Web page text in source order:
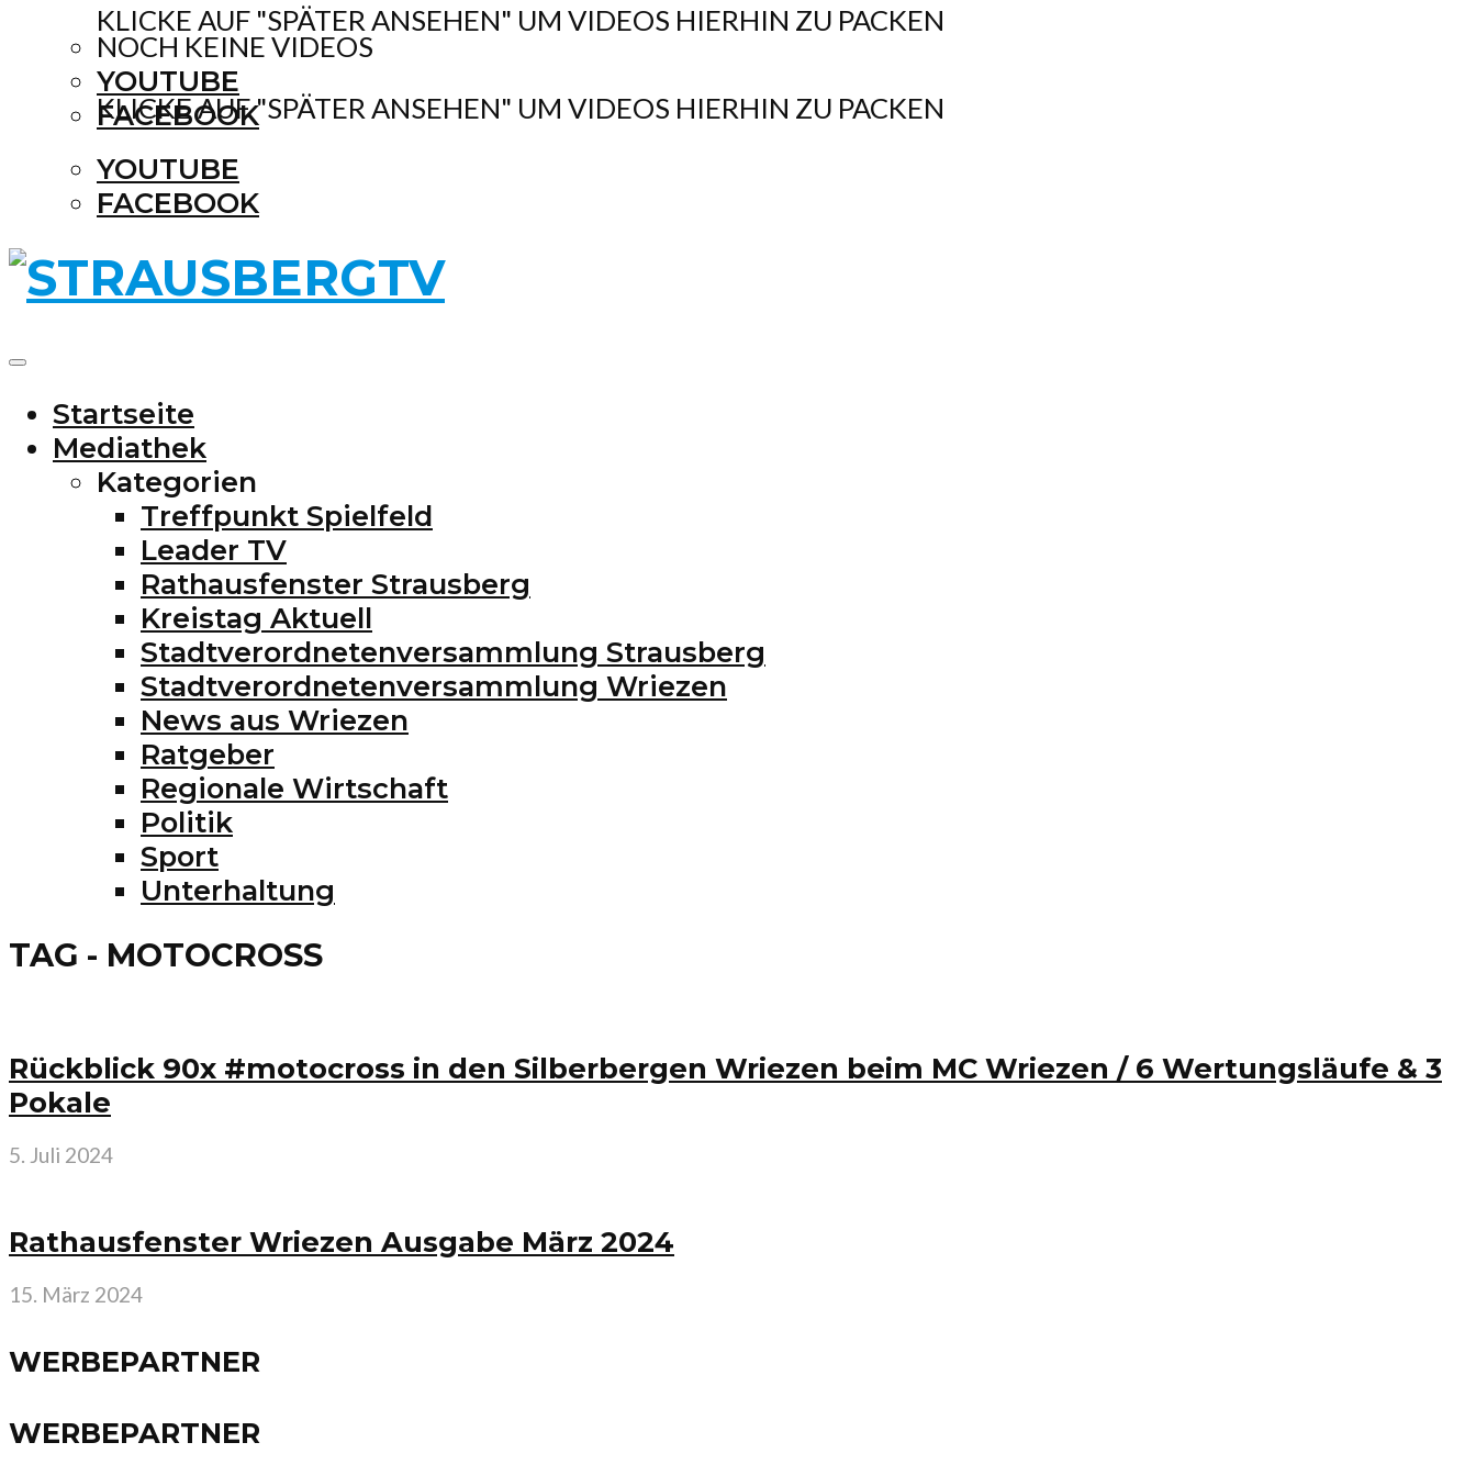
KLICKE AUF "SPÄTER ANSEHEN" UM VIDEOS HIERHIN ZU PACKEN
YOUTUBE
FACEBOOK
NOCH KEINE VIDEOS
KLICKE AUF "SPÄTER ANSEHEN" UM VIDEOS HIERHIN ZU PACKEN
YOUTUBE
FACEBOOK
Startseite
Mediathek
Kategorien
Treffpunkt Spielfeld
Leader TV
Rathausfenster Strausberg
Kreistag Aktuell
Stadtverordnetenversammlung Strausberg
Stadtverordnetenversammlung Wriezen
News aus Wriezen
Ratgeber
Regionale Wirtschaft
Politik
Sport
Unterhaltung
TAG - MOTOCROSS
Rückblick 90x #motocross in den Silberbergen Wriezen beim MC Wriezen / 6 Wertungsläufe & 3
Pokale
5. Juli 2024
Rathausfenster Wriezen Ausgabe März 2024
15. März 2024
WERBEPARTNER
WERBEPARTNER